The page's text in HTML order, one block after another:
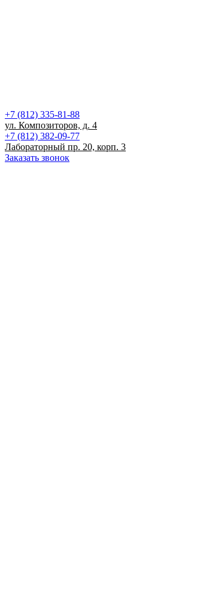
+7 (812) 335-81-88
ул. Композиторов, д. 4
+7 (812) 382-09-77
Лабораторный пр. 20, корп. 3
Заказать звонок